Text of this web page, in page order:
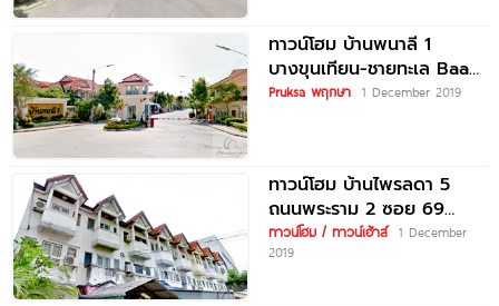
ทาวน์โฮม บ้านพนาลี 1
บางขุนเทียน-ชายทะเล Baan
Panalee 1
Pruksa พฤกษา 1 December 2019
ทาวน์โฮม บ้านไพรลดา 5
ถนนพระราม 2 ซอย 69
Baan Prilada 5
ทาวน์โฮม / ทาวน์เฮ้าส์ 1 December
2019